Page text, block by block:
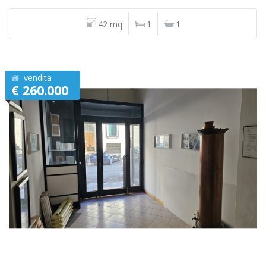
42 mq 1 1
vendita
€ 260.000